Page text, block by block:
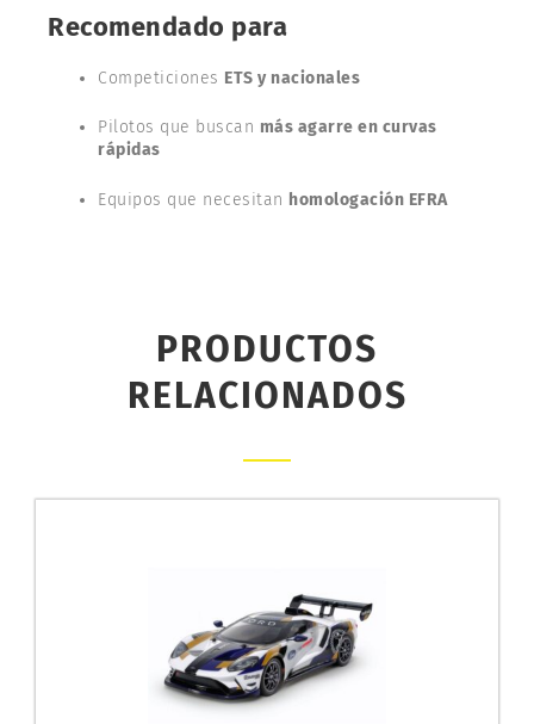
Recomendado para
Competiciones ETS y nacionales
Pilotos que buscan más agarre en curvas
rápidas
Equipos que necesitan homologación EFRA
PRODUCTOS
RELACIONADOS